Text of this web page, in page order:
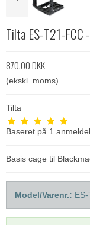
Tilta ES-T21-FCC
870,00 DKK
(ekskl. moms)
Tilta
Baseret på 1
Basis cage til
Model/Varenr.: